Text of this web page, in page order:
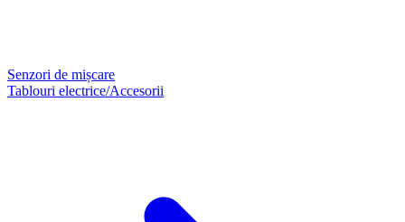
Senzori de mișcare
Tablouri electrice/Accesorii